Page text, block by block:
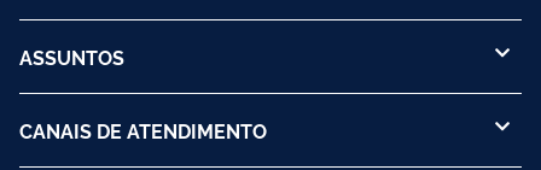
ASSUNTOS
CANAIS DE ATENDIMENTO